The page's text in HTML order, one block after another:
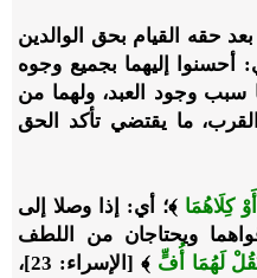
حقه القيام بحق الوالدين
أحسنوا إليهما بجميع وجوه
سبب وجود العبد، ولهما من
ما يقتضي تأكد الحق
كِلَاهُمَا ﴾؛ أي: إذا وصلا إلى
ويحتاجان من اللطف
لَهُمَا أُفٍّ
﴾ [الإسراء: 23]،